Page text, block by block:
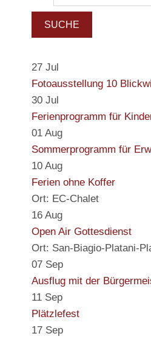
SUCHE
27 Jul
Fotoausstellung 10
30 Jul
Ferienprogramm für
01 Aug
Sommerprogramm für
10 Aug
Ferien ohne Koffer
Ort: EC-Chalet
16 Aug
Open Air Gottesdienst
Ort: San-Biagio-Platani-
07 Sep
Ausflug mit der
11 Sep
Plätzlefest
17 Sep